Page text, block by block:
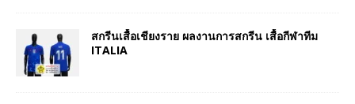
สกรีนเสื้อเชียงราย ผลงานการสกรีน เสื้อกีฬาทีม
ITALIA